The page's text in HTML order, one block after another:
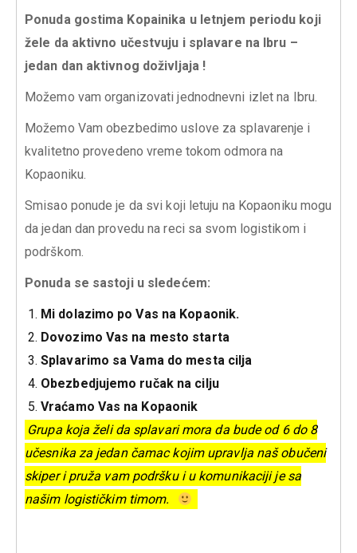
Ponuda gostima Kopainika u letnjem periodu koji
žele da aktivno učestvuju i splavare na Ibru –
jedan dan aktivnog doživljaja !
Možemo vam organizovati jednodnevni izlet na Ibru.
Možemo Vam obezbedimo uslove za splavarenje i
kvalitetno provedeno vreme tokom odmora na
Kopaoniku.
Smisao ponude je da svi koji letuju na Kopaoniku mogu
da jedan dan provedu na reci sa svom logistikom i
podrškom.
Ponuda se sastoji u sledećem:
Mi dolazimo po Vas na Kopaonik.
Dovozimo Vas na mesto starta
Splavarimo sa Vama do mesta cilja
Obezbedjujemo ručak na cilju
Vraćamo Vas na Kopaonik
Grupa koja želi da splavari mora da bude od 6 do 8
učesnika za jedan čamac kojim upravlja naš obučeni
skiper i pruža vam podršku i u komunikaciji je sa
našim logističkim timom.